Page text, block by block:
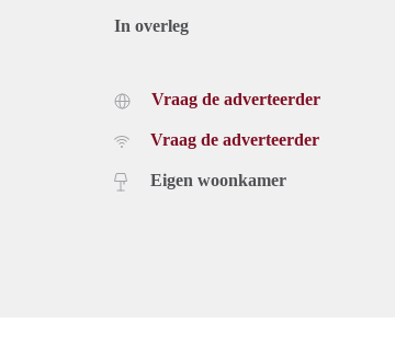
In overleg
Vraag de adverteerder
Vraag de adverteerder
Eigen woonkamer